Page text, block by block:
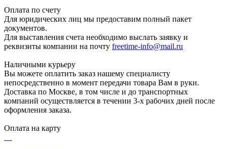
Оплата по счету
Для юридических лиц мы предоставим полный пакет
документов.
Для выставления счета необходимо выслать заявку и
реквизиты компании на почту freetime-info@mail.ru
Наличными курьеру
Вы можете оплатить заказ нашему специалисту
непосредственно в момент передачи товара Вам в руки.
Доставка по Москве, в том числе и до транспортных
компаний осуществляется в течении 3-х рабочих дней после
оформления заказа.
Оплата на карту